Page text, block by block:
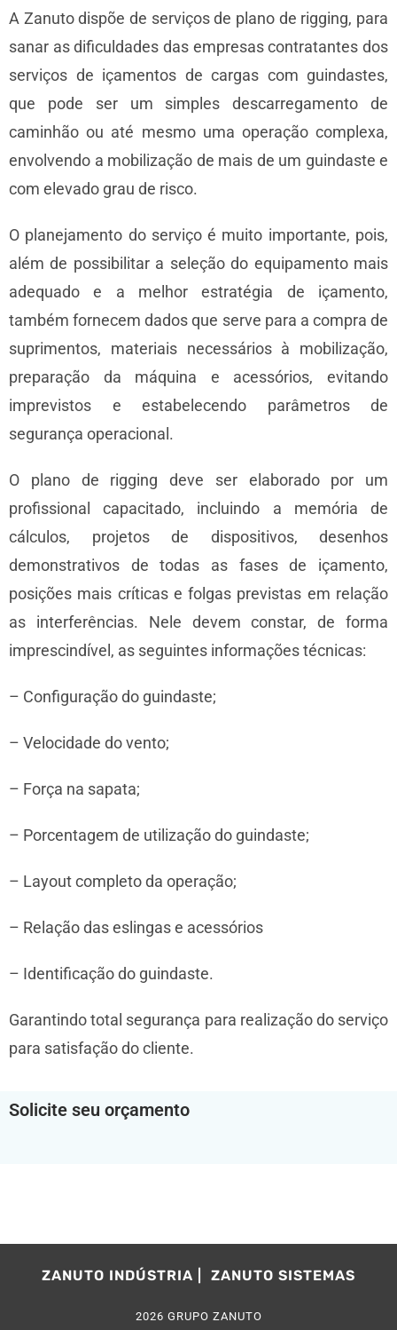
A Zanuto dispõe de serviços de plano de rigging, para
sanar as dificuldades das empresas contratantes dos
serviços de içamentos de cargas com guindastes,
que pode ser um simples descarregamento de
caminhão ou até mesmo uma operação complexa,
envolvendo a mobilização de mais de um guindaste e
com elevado grau de risco.
O planejamento do serviço é muito importante, pois,
além de possibilitar a seleção do equipamento mais
adequado e a melhor estratégia de içamento,
também fornecem dados que serve para a compra de
suprimentos, materiais necessários à mobilização,
preparação da máquina e acessórios, evitando
imprevistos e estabelecendo parâmetros de
segurança operacional.
O plano de rigging deve ser elaborado por um
profissional capacitado, incluindo a memória de
cálculos, projetos de dispositivos, desenhos
demonstrativos de todas as fases de içamento,
posições mais críticas e folgas previstas em relação
as interferências. Nele devem constar, de forma
imprescindível, as seguintes informações técnicas:
– Configuração do guindaste;
– Velocidade do vento;
– Força na sapata;
– Porcentagem de utilização do guindaste;
– Layout completo da operação;
– Relação das eslingas e acessórios
– Identificação do guindaste.
Garantindo total segurança para realização do serviço
para satisfação do cliente.
Solicite seu orçamento
ZANUTO INDÚSTRIA ZANUTO SISTEMAS
2026 GRUPO ZANUTO